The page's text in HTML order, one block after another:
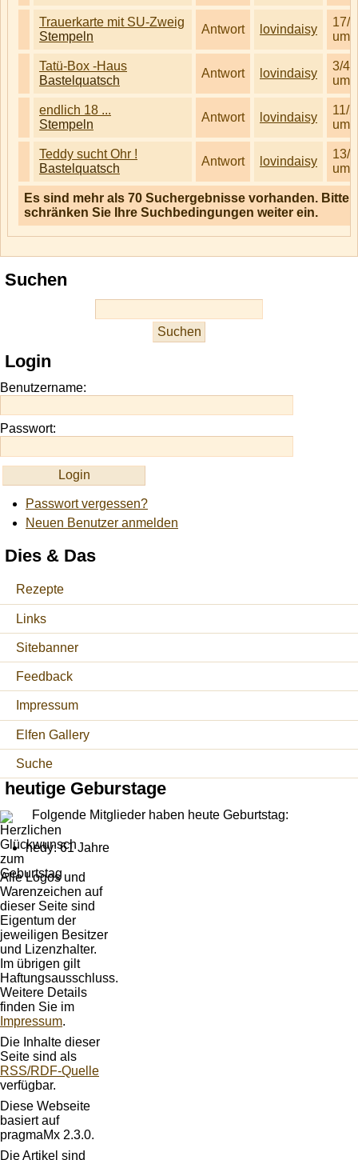
Trauerkarte mit SU-Zweig
Stempeln
Antwort lovindaisy
17/
um
Tatü-Box -Haus
Bastelquatsch
Antwort lovindaisy
3/4/
um
endlich 18 ...
Stempeln
Antwort lovindaisy
11/
um
Teddy sucht Ohr !
Bastelquatsch
Antwort lovindaisy
13/
um
Es sind mehr als 70 Suchergebnisse vorhanden. Bitte
schränken Sie Ihre Suchbedingungen weiter ein.
Suchen
Login
Benutzername:
Passwort:
Passwort vergessen?
Neuen Benutzer anmelden
Dies & Das
Rezepte
Links
Sitebanner
Feedback
Impressum
Elfen Gallery
Suche
heutige Geburstage
Folgende Mitglieder haben heute Geburtstag:
hedy: 61 Jahre
Alle Logos und
Warenzeichen auf
dieser Seite sind
Eigentum der
jeweiligen Besitzer
und Lizenzhalter.
Im übrigen gilt
Haftungsausschluss.
Weitere Details
finden Sie im
Impressum.
Die Inhalte dieser
Seite sind als
RSS/RDF-Quelle
verfügbar.
Diese Webseite
basiert auf
pragmaMx 2.3.0.
Die Artikel sind